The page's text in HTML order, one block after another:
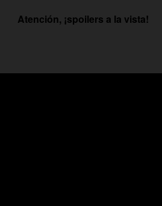
Atención, ¡spoilers a la vista!